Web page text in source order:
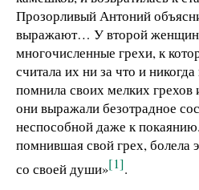
Прозорливый Антоний
выражают… У второй
многочисленные грехи, к
считала их ни за что и
помнила своих мелких грехов
они выражали безотрадное
неспособной даже к
помнившая свой грех, болела
со своей души»[1].